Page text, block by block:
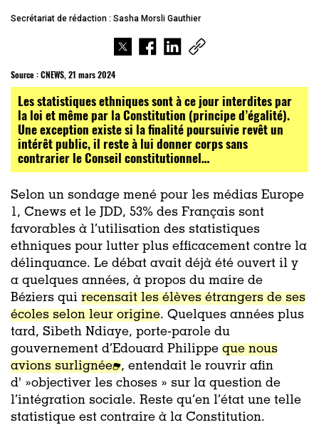
Secrétariat de rédaction : Sasha Morsli Gauthier
Source :CNEWS, 21 mars 2024
Les statistiques ethniques sont à ce jour interdites par
la loi et même par la Constitution (principe d’égalité).
Une exception existe si la finalité poursuivie revêt un
intérêt public, il reste à lui donner corps sans
contrarier le Conseil constitutionnel…
Selon un sondage mené pour les médias Europe
1, Cnews et le JDD, 53% des Français sont
favorables à l’utilisation des statistiques
ethniques pour lutter plus efficacement contre la
délinquance. Le débat avait déjà été ouvert il y
a quelques années, à propos du maire de
Béziers qui recensait les élèves étrangers de ses
écoles selon leur origine. Quelques années plus
tard, Sibeth Ndiaye, porte-parole du
gouvernement d’Edouard Philippe que nous
avions surlignée
, entendait le rouvrir afin
d' »objectiver les choses » sur la question de
l’intégration sociale. Reste qu’en l’état une telle
statistique est contraire à la Constitution.